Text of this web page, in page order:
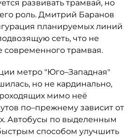
развивать трамвай, но
роль. Дмитрий Баранов
планируемых линий
сеть, что не
современного трамвая.
метро "Юго–Западная"
но не кардинально,
мимо неё
по–прежнему зависит от
Автобусы по выделенным
способом улучшить